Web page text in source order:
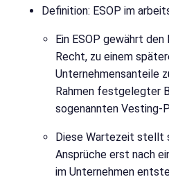
Definition: ESOP im
Ein ESOP gewährt
Recht, zu einem
Unternehmensanteile
Rahmen festgelegter
sogenannten Vesting-
Diese Wartezeit stellt
Ansprüche erst nach
im Unternehmen